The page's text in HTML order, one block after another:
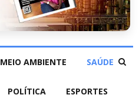
MEIO AMBIENTE SAÚDE
POLÍTICA ESPORTES